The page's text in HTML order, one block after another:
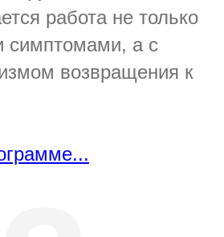
работа не только
симптомами, а с
возвращения к